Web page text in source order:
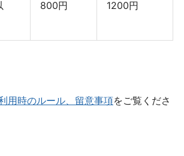
800円 1200円
用時のルール、留意事項をご覧くださ